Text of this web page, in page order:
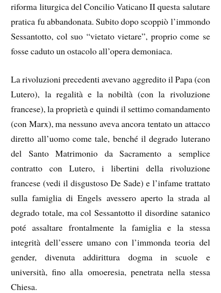
riforma liturgica del Concilio Vaticano II questa salutare
pratica fu abbandonata. Subito dopo scoppiò l’immondo
Sessantotto, col suo “vietato vietare”, proprio come se
fosse caduto un ostacolo all’opera demoniaca.
La rivoluzioni precedenti avevano aggredito il Papa (con
Lutero), la regalità e la nobiltà (con la rivoluzione
francese), la proprietà e quindi il settimo comandamento
(con Marx), ma nessuno aveva ancora tentato un attacco
diretto all’uomo come tale, benché il degrado luterano
del Santo Matrimonio da Sacramento a semplice
contratto con Lutero, i libertini della rivoluzione
francese (vedi il disgustoso De Sade) e l’infame trattato
sulla famiglia di Engels avessero aperto la strada al
degrado totale, ma col Sessantotto il disordine satanico
poté assaltare frontalmente la famiglia e la stessa
integrità dell’essere umano con l’immonda teoria del
gender, divenuta addirittura dogma in scuole e
università, fino alla omoeresia, penetrata nella stessa
Chiesa.